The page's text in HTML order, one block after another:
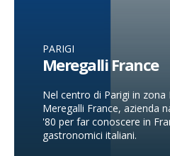
PARIGI
Meregalli France
Nel centro di Parigi in zona
Meregalli France, azienda
'80 per far conoscere in
gastronomici italiani.